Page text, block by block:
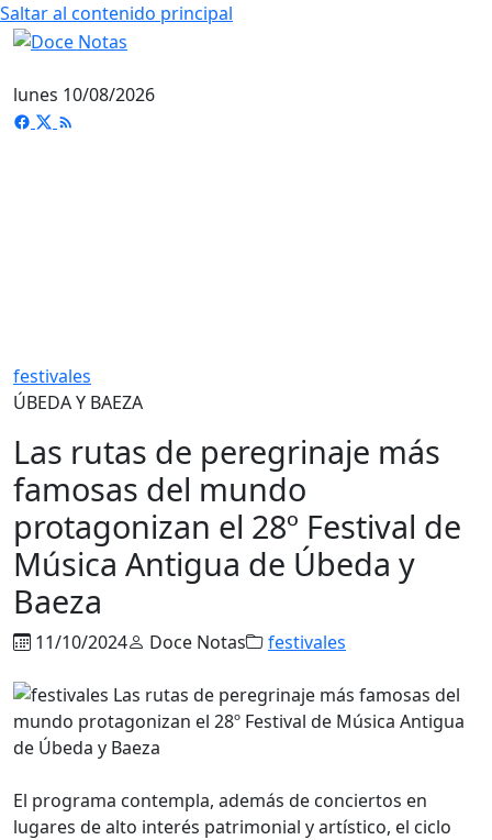
Saltar al contenido principal
lunes 10/08/2026
festivales
ÚBEDA Y BAEZA
Las rutas de peregrinaje más
famosas del mundo
protagonizan el 28º Festival de
Música Antigua de Úbeda y
Baeza
11/10/2024 Doce Notas festivales
El programa contempla, además de conciertos en
lugares de alto interés patrimonial y artístico, el ciclo